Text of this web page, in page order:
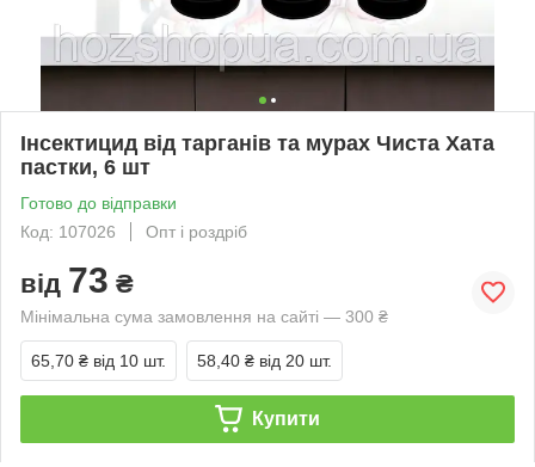
Інсектицид від тарганів та мурах Чиста Хата
пастки, 6 шт
Готово до відправки
Код: 107026
Опт і роздріб
від 73 ₴
Мінімальна сума замовлення на сайті — 300 ₴
65,70 ₴ від 10 шт. 58,40 ₴ від 20 шт.
Купити